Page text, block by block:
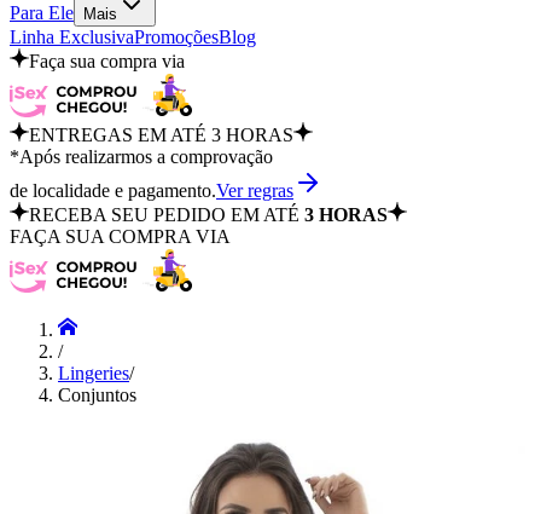
Para Ele
Mais
Linha ExclusivaPromoçõesBlog
Faça sua compra via
ENTREGAS EM ATÉ 3 HORAS
*Após realizarmos a comprovação
de localidade e pagamento.Ver regras
RECEBA SEU PEDIDO EM ATÉ 3 HORAS
FAÇA SUA COMPRA VIA
/
Lingeries/
Conjuntos